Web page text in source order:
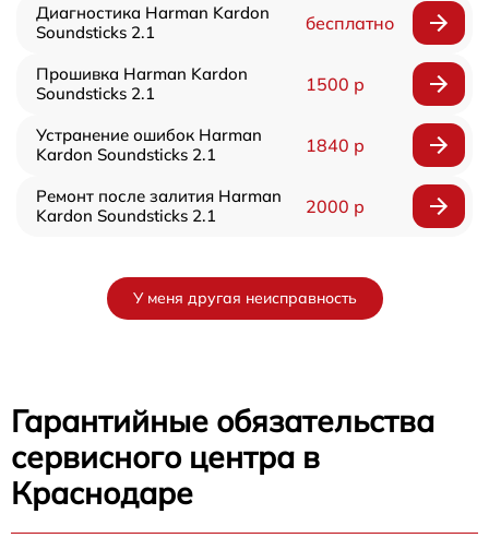
Диагностика Harman Kardon
Soundsticks 2.1
бесплатно
Прошивка Harman Kardon
Soundsticks 2.1
1500 р
Устранение ошибок Harman
Kardon Soundsticks 2.1
1840 р
Ремонт после залития Harman
Kardon Soundsticks 2.1
2000 р
У меня другая неисправность
Гарантийные обязательства
сервисного центра в
Краснодаре